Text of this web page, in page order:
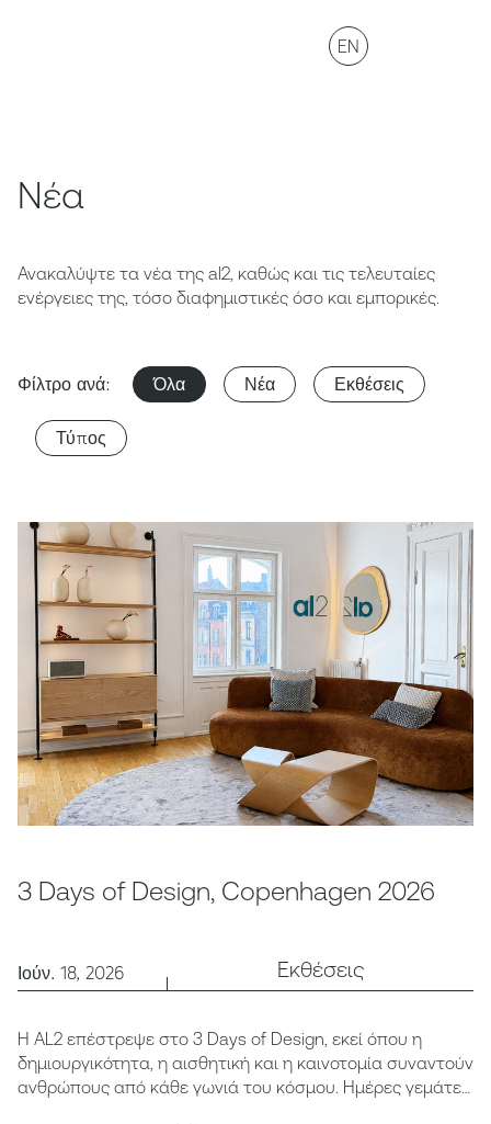
EN
Nέα
Ανακαλύψτε τα νέα της al2, καθώς και τις τελευταίες
ενέργειες της, τόσο διαφημιστικές όσο και εμπορικές.
Φίλτρο ανά: Όλα Νέα Εκθέσεις
Τύπος
3 Days of Design, Copenhagen 2026
Ιούν. 18, 2026 Εκθέσεις
Η AL2 επέστρεψε στο 3 Days of Design, εκεί όπου η
δημιουργικότητα, η αισθητική και η καινοτομία συναντούν
ανθρώπους από κάθε γωνιά του κόσμου. Ημέρες γεμάτες